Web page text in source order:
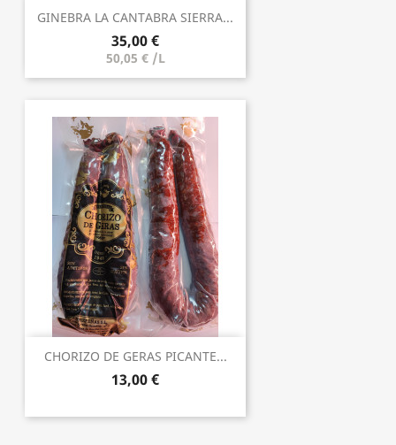
GINEBRA LA CANTABRA SIERRA...
35,00 €
50,05 € /L
CHORIZO DE GERAS PICANTE...
13,00 €